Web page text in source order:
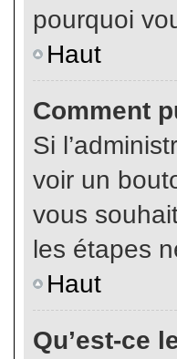
pourquoi
Haut
Comment
Si
voir un
vous
les étapes
Haut
Qu’est-ce